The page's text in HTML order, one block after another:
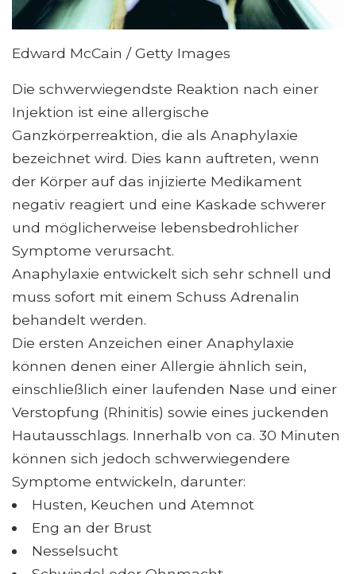
Edward McCain / Getty Images
Die schwerwiegendste Reaktion nach einer
Injektion ist eine allergische
Ganzkörperreaktion, die als Anaphylaxie
bezeichnet wird. Dies kann auftreten, wenn
der Körper auf das injizierte Medikament
negativ reagiert und eine Kaskade schwerer
und möglicherweise lebensbedrohlicher
Symptome verursacht.
Anaphylaxie entwickelt sich sehr schnell und
muss sofort mit einem Schuss Adrenalin
behandelt werden.
Die ersten Anzeichen einer Anaphylaxie
können denen einer Allergie ähnlich sein,
einschließlich einer laufenden Nase und einer
Verstopfung (Rhinitis) sowie eines juckenden
Hautausschlags. Innerhalb von ca. 30 Minuten
können sich jedoch schwerwiegendere
Symptome entwickeln, darunter:
Husten, Keuchen und Atemnot
Eng an der Brust
Nesselsucht